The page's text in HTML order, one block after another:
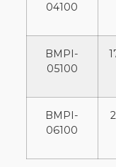
04100
BMPI-
05100
BMPI-
06100